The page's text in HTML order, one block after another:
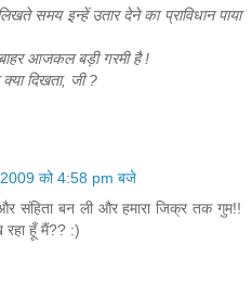
समय इन्हें उतार देने का प्राविधान पाया
आजकल बड़ी गरमी है !
क्या दिखता, जी ?
को 4:58 pm बजे
और संहिता बन ली और हमारा जिक्र तक गुम!!
रहा हूँ मैं?? :)